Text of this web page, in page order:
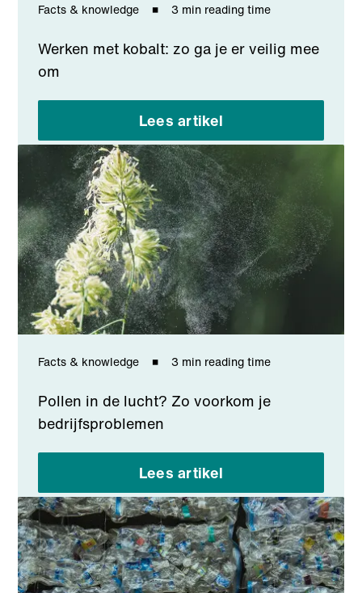
Facts & knowledge 3 min reading time
Werken met kobalt: zo ga je er veilig mee
om
Lees artikel
Facts & knowledge 3 min reading time
Pollen in de lucht? Zo voorkom je
bedrijfsproblemen
Lees artikel